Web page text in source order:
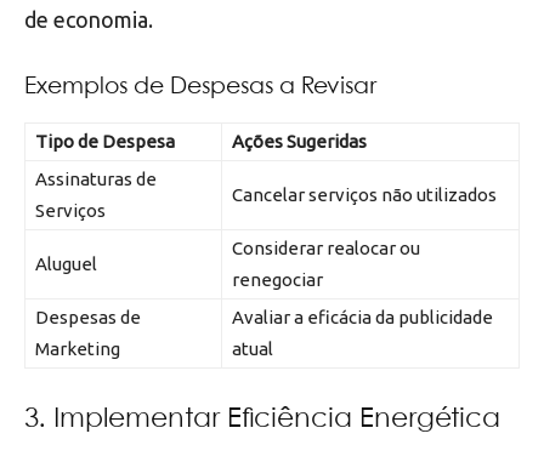
de economia.
Exemplos de Despesas a Revisar
Tipo de Despesa
Ações Sugeridas
Assinaturas de
Serviços
Cancelar serviços não utilizados
Aluguel
Considerar realocar ou
renegociar
Despesas de
Marketing
Avaliar a eficácia da publicidade
atual
3. Implementar Eficiência Energética